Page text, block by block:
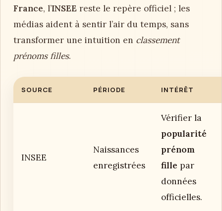
France, l’INSEE reste le repère officiel ; les
médias aident à sentir l’air du temps, sans
transformer une intuition en classement
prénoms filles.
SOURCE PÉRIODE INTÉRÊT
INSEE
Naissances
enregistrées
Vérifier la
popularité
prénom
fille par
données
officielles.